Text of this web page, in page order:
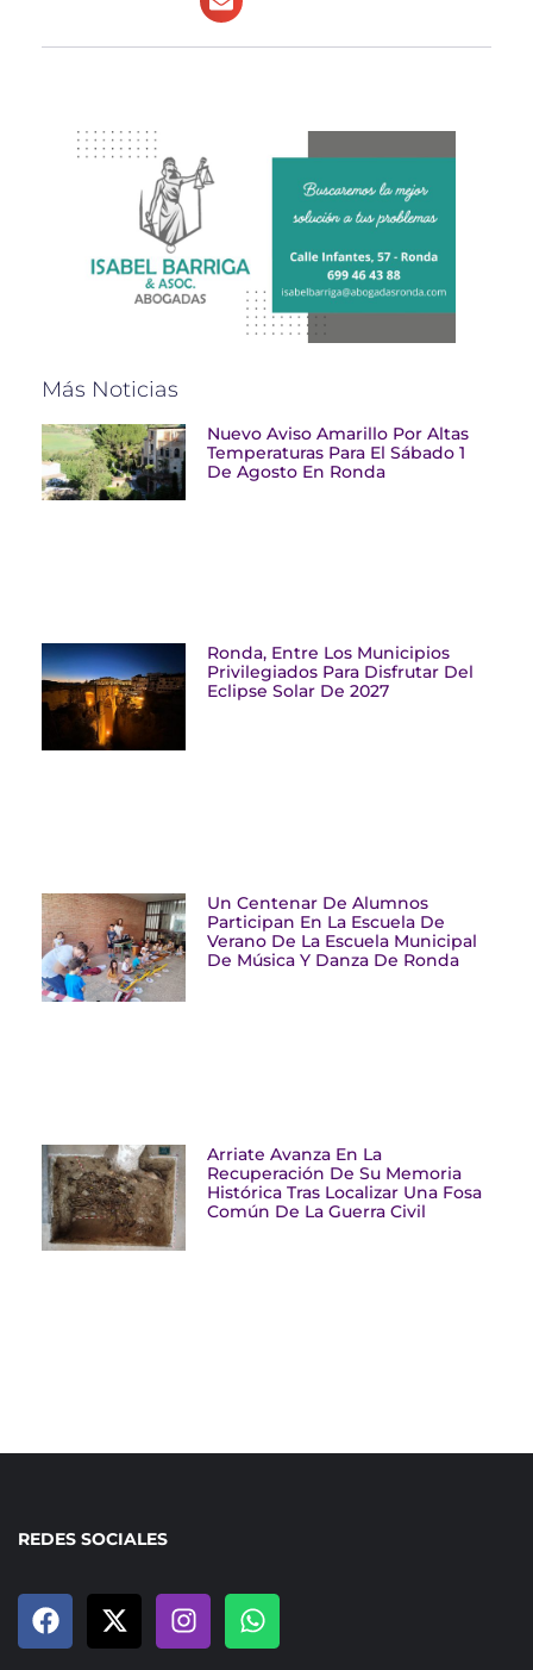
Más Noticias
Nuevo Aviso Amarillo Por Altas
Temperaturas Para El Sábado 1
De Agosto En Ronda
Ronda, Entre Los Municipios
Privilegiados Para Disfrutar Del
Eclipse Solar De 2027
Un Centenar De Alumnos
Participan En La Escuela De
Verano De La Escuela Municipal
De Música Y Danza De Ronda
Arriate Avanza En La
Recuperación De Su Memoria
Histórica Tras Localizar Una Fosa
Común De La Guerra Civil
REDES SOCIALES